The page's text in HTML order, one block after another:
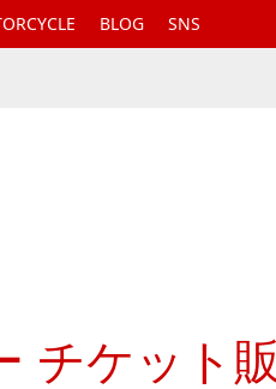
BLOG SNS
チケット